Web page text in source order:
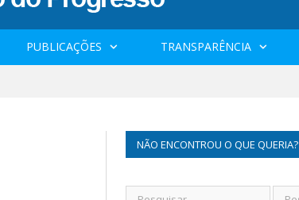
PUBLICAÇÕES TRANSPARÊNCIA
NÃO ENCONTROU O QUE QUERIA?